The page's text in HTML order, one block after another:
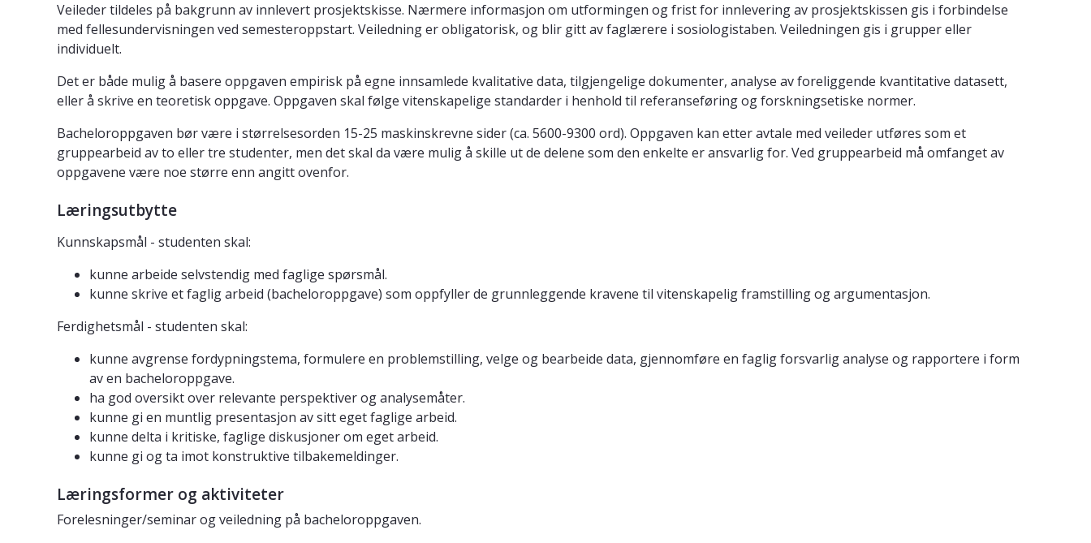
Veileder tildeles på bakgrunn av innlevert prosjektskisse. Nærmere informasjon om utformingen og frist for innlevering av prosjektskissen gis i forbindelse
med fellesundervisningen ved semesteroppstart. Veiledning er obligatorisk, og blir gitt av faglærere i sosiologistaben. Veiledningen gis i grupper eller
individuelt.
Det er både mulig å basere oppgaven empirisk på egne innsamlede kvalitative data, tilgjengelige dokumenter, analyse av foreliggende kvantitative datasett,
eller å skrive en teoretisk oppgave. Oppgaven skal følge vitenskapelige standarder i henhold til referanseføring og forskningsetiske normer.
Bacheloroppgaven bør være i størrelsesorden 15-25 maskinskrevne sider (ca. 5600-9300 ord). Oppgaven kan etter avtale med veileder utføres som et
gruppearbeid av to eller tre studenter, men det skal da være mulig å skille ut de delene som den enkelte er ansvarlig for. Ved gruppearbeid må omfanget av
oppgavene være noe større enn angitt ovenfor.
Læringsutbytte
Kunnskapsmål - studenten skal:
kunne arbeide selvstendig med faglige spørsmål.
kunne skrive et faglig arbeid (bacheloroppgave) som oppfyller de grunnleggende kravene til vitenskapelig framstilling og argumentasjon.
Ferdighetsmål - studenten skal:
kunne avgrense fordypningstema, formulere en problemstilling, velge og bearbeide data, gjennomføre en faglig forsvarlig analyse og rapportere i form
av en bacheloroppgave.
ha god oversikt over relevante perspektiver og analysemåter.
kunne gi en muntlig presentasjon av sitt eget faglige arbeid.
kunne delta i kritiske, faglige diskusjoner om eget arbeid.
kunne gi og ta imot konstruktive tilbakemeldinger.
Læringsformer og aktiviteter
Forelesninger/seminar og veiledning på bacheloroppgaven.